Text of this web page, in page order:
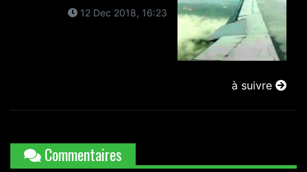
12 Dec 2018, 16:23
à suivre
Commentaires